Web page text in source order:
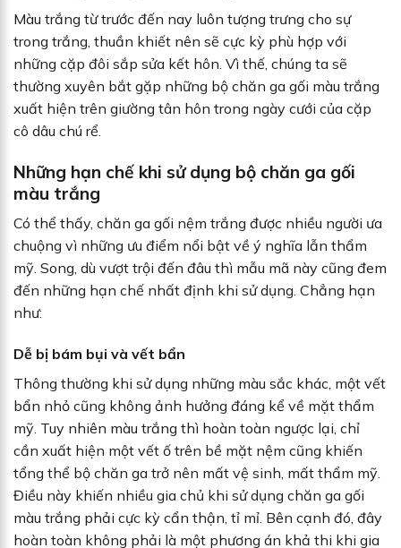
Màu trắng từ trước đến nay luôn tượng trưng cho sự
trong trắng, thuần khiết nên sẽ cực kỳ phù hợp với
những cặp đôi sắp sửa kết hôn. Vì thế, chúng ta sẽ
thường xuyên bắt gặp những bộ chăn ga gối màu trắng
xuất hiện trên giường tân hôn trong ngày cưới của cặp
cô dâu chú rể.
Những hạn chế khi sử dụng bộ chăn ga gối
màu trắng
Có thể thấy, chăn ga gối nệm trắng được nhiều người ưa
chuộng vì những ưu điểm nổi bật về ý nghĩa lẫn thẩm
mỹ. Song, dù vượt trội đến đâu thì mẫu mã này cũng đem
đến những hạn chế nhất định khi sử dụng. Chẳng hạn
như:
Dễ bị bám bụi và vết bẩn
Thông thường khi sử dụng những màu sắc khác, một vết
bẩn nhỏ cũng không ảnh hưởng đáng kể về mặt thẩm
mỹ. Tuy nhiên màu trắng thì hoàn toàn ngược lại, chỉ
cần xuất hiện một vết ố trên bề mặt nệm cũng khiến
tổng thể bộ chăn ga trở nên mất vệ sinh, mất thẩm mỹ.
Điều này khiến nhiều gia chủ khi sử dụng chăn ga gối
màu trắng phải cực kỳ cẩn thận, tỉ mỉ. Bên cạnh đó, đây
hoàn toàn không phải là một phương án khả thi khi gia